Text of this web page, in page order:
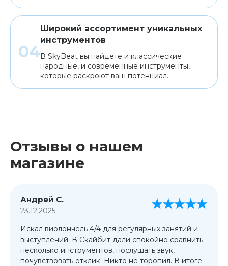
Широкий ассортимент уникальных
инструментов
В SkyBeat вы найдете и классические
народные, и современные инструменты,
которые раскроют ваш потенциал.
Отзывы о нашем
магазине
Андрей С.
23.12.2025
Искал виолончель 4/4 для регулярных занятий и
выступлений. В Скайбит дали спокойно сравнить
несколько инструментов, послушать звук,
почувствовать отклик. Никто не торопил. В итоге